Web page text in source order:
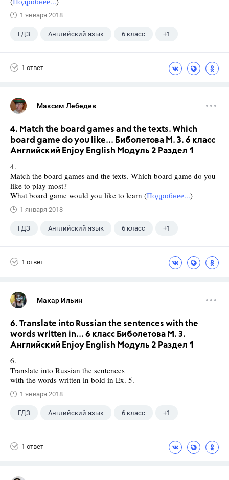
1 января 2018
ГДЗ Английский язык 6 класс +1
1 ответ
Максим Лебедев
4. Match the board games and the texts. Which
board game do you like... Биболетова М. З. 6 класс
Английский Enjoy English Модуль 2 Раздел 1
4.
Match the board games and the texts. Which board game do you
like to play most?
What board game would you like to learn (Подробнее...)
1 января 2018
ГДЗ Английский язык 6 класс +1
1 ответ
Макар Ильин
6. Translate into Russian the sentences with the
words written in... 6 класс Биболетова М. З.
Английский Enjoy English Модуль 2 Раздел 1
6.
Translate into Russian the sentences
with the words written in bold in Ex. 5.
1 января 2018
ГДЗ Английский язык 6 класс +1
1 ответ